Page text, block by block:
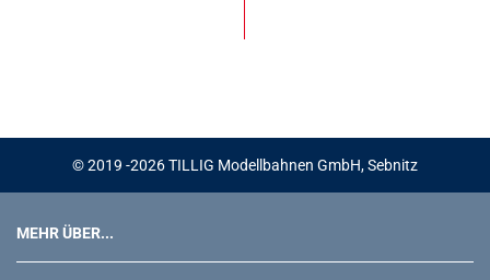
© 2019 -2026 TILLIG Modellbahnen GmbH, Sebnitz
MEHR ÜBER...